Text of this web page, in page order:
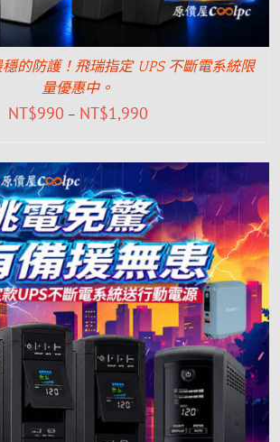
的防護！飛瑞指定 UPS 不斷電系統限
量優惠中。
NT$990 – NT$1,990